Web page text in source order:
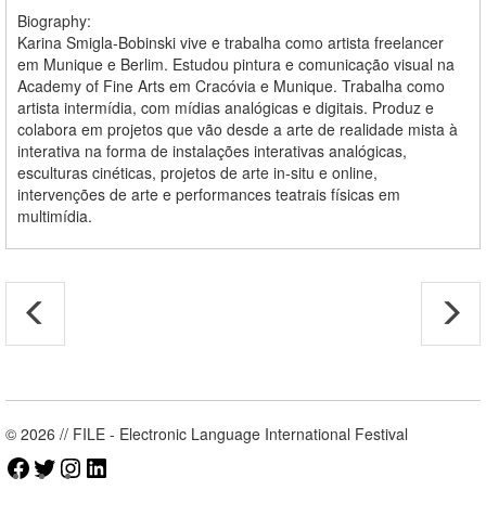
Biography:
Karina Smigla-Bobinski vive e trabalha como artista freelancer
em Munique e Berlim. Estudou pintura e comunicação visual na
Academy of Fine Arts em Cracóvia e Munique. Trabalha como
artista intermídia, com mídias analógicas e digitais. Produz e
colabora em projetos que vão desde a arte de realidade mista à
interativa na forma de instalações interativas analógicas,
esculturas cinéticas, projetos de arte in-situ e online,
intervenções de arte e performances teatrais físicas em
multimídia.
© 2026 // FILE - Electronic Language International Festival
Facebook
TwitterInstagram